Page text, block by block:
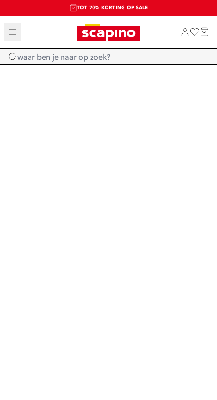
TOT 70% KORTING OP SALE
SALE: LAATSTE KANS!
SHOP NIEUW
Home